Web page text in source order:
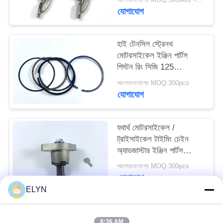
যোগাযোগ
হাই টেনসিল স্ট্রেনথ
মোটরসাইকেল ইঞ্জিন পার্টস
পিস্টন রিং সিজি 125
ডায়া.56.5 মিমি
আলোচনাযোগ্য MOQ:300pcs
যোগাযোগ
যথার্থ মোটরসাইকেল /
ট্রাইসাইকেল টাইমিং চেইন
অ্যাডজাস্টার ইঞ্জিন পার্টস
আলোচনাযোগ্য MOQ:300pcs
যোগাযোগ
ELYN
8:36 AM